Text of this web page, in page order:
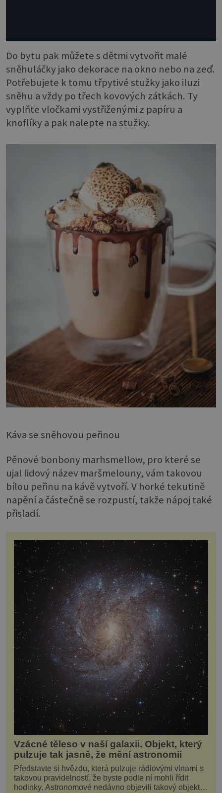
Do bytu pak můžete s dětmi vytvořit malé
sněhuláčky jako dekorace na okno nebo na zeď.
Potřebujete k tomu třpytivé stužky jako iluzi
sněhu a vždy po třech kovových zátkách. Ty
vyplňte vločkami vystřiženými z papíru a
knoflíky a pak nalepte na stužky.
Káva se sněhovou peřinou
Pěnové bonbony marhsmellow, pro které se
ujal lidový název maršmelouny, vám takovou
bílou peřinu na kávě vytvoří. V horké tekutině
napění a částečně se rozpustí, takže nápoj také
přisladí.
Vzácné těleso v naší galaxii. Objekt, který
pulzuje tak jasně, že mění astronomii
Představte si hvězdu, která pulzuje rádiovými vlnami s
takovou pravidelností, že byste podle ní mohli řídit
hodinky. Astronomové nedávno objevili takový objekt v